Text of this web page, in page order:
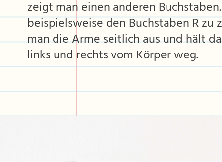
zeigt man einen anderen
beispielsweise den Buchstaben R zu
man die Arme seitlich aus und hält
links und rechts vom Körper weg.